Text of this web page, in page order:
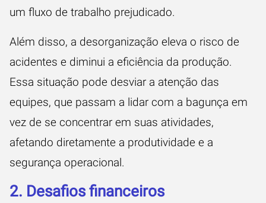
um fluxo de trabalho prejudicado.
Além disso, a desorganização eleva o risco de
acidentes e diminui a eficiência da produção.
Essa situação pode desviar a atenção das
equipes, que passam a lidar com a bagunça em
vez de se concentrar em suas atividades,
afetando diretamente a produtividade e a
segurança operacional.
2. Desafios financeiros